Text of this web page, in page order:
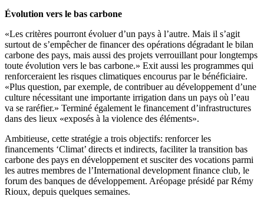
Évolution vers le bas carbone
«Les critères pourront évoluer d’un pays à l’autre. Mais il s’agit
surtout de s’empêcher de financer des opérations dégradant le bilan
carbone des pays, mais aussi des projets verrouillant pour longtemps
toute évolution vers le bas carbone.» Exit aussi les programmes qui
renforceraient les risques climatiques encourus par le bénéficiaire.
«Plus question, par exemple, de contribuer au développement d’une
culture nécessitant une importante irrigation dans un pays où l’eau
va se raréfier.» Terminé également le financement d’infrastructures
dans des lieux «exposés à la violence des éléments».
Ambitieuse, cette stratégie a trois objectifs: renforcer les
financements ‘Climat’ directs et indirects, faciliter la transition bas
carbone des pays en développement et susciter des vocations parmi
les autres membres de l’International development finance club, le
forum des banques de développement. Aréopage présidé par Rémy
Rioux, depuis quelques semaines.